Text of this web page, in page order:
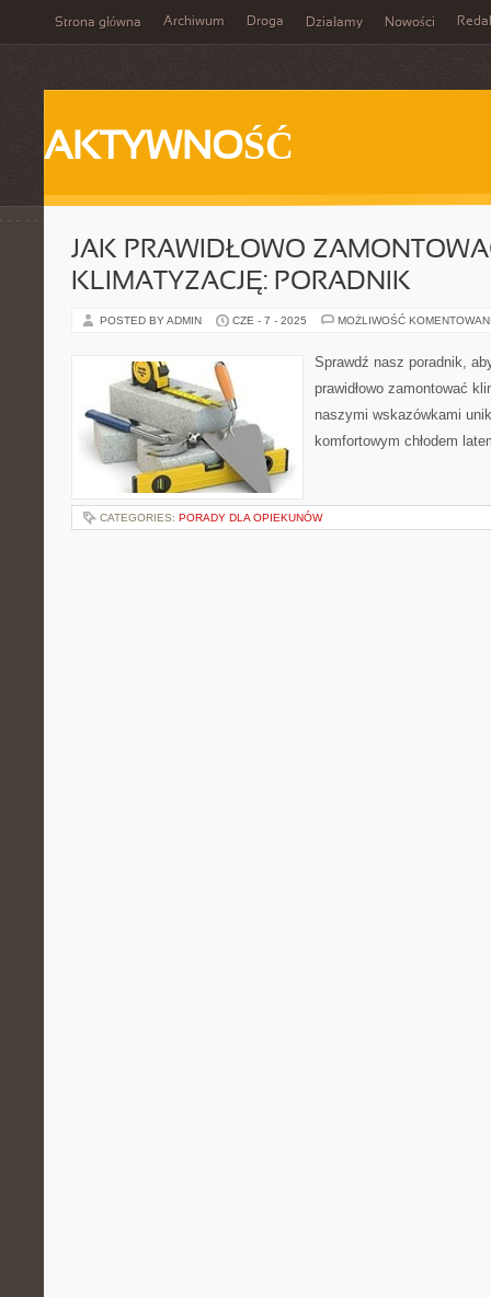
Strona główna Archiwum Droga Działamy Nowości
AKTYWNOŚĆ
JAK PRAWIDŁOWO
KLIMATYZACJĘ: PORADNIK
POSTED BY ADMIN CZE - 7 - 2025 MOŻLIWOŚĆ
Sprawdź nasz poradnik,
prawidłowo zamontować
naszymi wskazówkami
komfortowym chłodem
CATEGORIES: PORADY DLA OPIEKUNÓW